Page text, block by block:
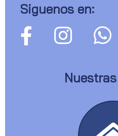
Siguenos en: